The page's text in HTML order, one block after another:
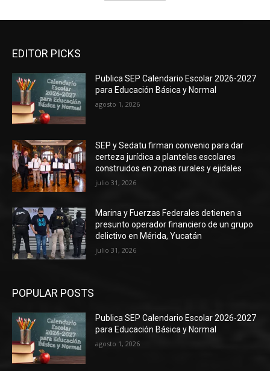
EDITOR PICKS
Publica SEP Calendario Escolar 2026-2027
para Educación Básica y Normal
agosto 1, 2026
SEP y Sedatu firman convenio para dar
certeza jurídica a planteles escolares
construidos en zonas rurales y ejidales
julio 31, 2026
Marina y Fuerzas Federales detienen a
presunto operador financiero de un grupo
delictivo en Mérida, Yucatán
julio 31, 2026
POPULAR POSTS
Publica SEP Calendario Escolar 2026-2027
para Educación Básica y Normal
agosto 1, 2026